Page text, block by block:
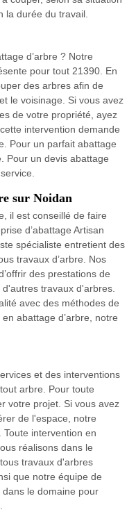
la durée du travail.
d’arbre ? Notre
pour tout 21390. En
des arbres afin de
le voisinage. Si vous avez
de votre propriété, ayez
intervention demande
Pour un parfait abattage
Pour un devis abattage
sur Noidan
il est conseillé de faire
d’abattage Artisan
spécialiste entretient des
travaux d’arbre. Nos
des prestations de
travaux d'arbres.
avec des méthodes de
abattage d’arbre, notre
et des interventions
arbre. Pour toute
votre projet. Si vous avez
de l'espace, notre
intervention en
réalisons dans le
travaux d'arbres
que notre équipe de
le domaine pour